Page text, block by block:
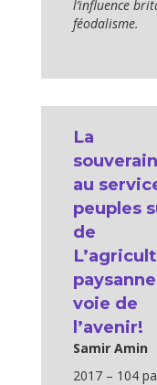
l’influence
féodalisme.
La
au
peuples
de
voie de
l’avenir!
Samir Amin
2017 – 104